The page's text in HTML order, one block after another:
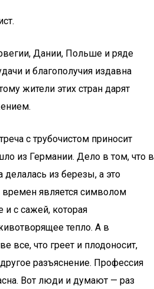
Дании, Польше и ряде
и благополучия издавна
жители этих стран дарят
с трубочистом приносит
из Германии. Дело в том, что в
делалась из березы, а это
является символом
и с сажей, которая
тепло. А в
все, что греет и плодоносит,
разъяснение. Профессия
Вот люди и думают — раз